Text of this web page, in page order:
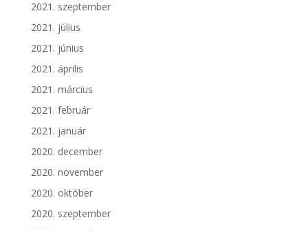
2021. szeptember
2021. július
2021. június
2021. április
2021. március
2021. február
2021. január
2020. december
2020. november
2020. október
2020. szeptember